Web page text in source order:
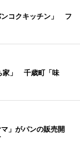
ンコクキッチン」 フ
家」 千歳町「味
」がパンの販売開